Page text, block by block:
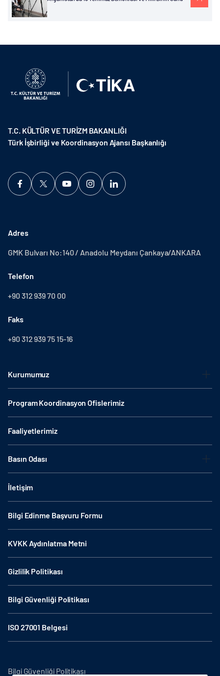
T.C. KÜLTÜR VE TURİZM BAKANLIĞI
Türk İşbirliği ve Koordinasyon Ajansı Başkanlığı
Adres
GMK Bulvarı No:140 / Anadolu Meydanı Çankaya/ANKARA
Telefon
+90 312 939 70 00
Faks
+90 312 939 75 15-16
Kurumumuz
Program Koordinasyon Ofislerimiz
Faaliyetlerimiz
Basın Odası
İletişim
Bilgi Edinme Başvuru Formu
KVKK Aydınlatma Metni
Gizlilik Politikası
Bilgi Güvenliği Politikası
ISO 27001 Belgesi
Bilgi Güvenliği Politikası